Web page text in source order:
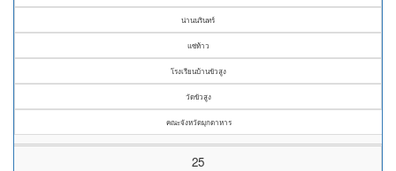
น่านนรินทร์
แซ่ท้าว
โรงเรียนบ้านขัวสูง
วัดขัวสูง
คณะจังหวัดมุกดาหาร
25